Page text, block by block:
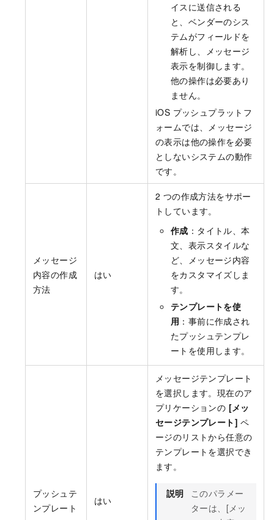
イスに送信される
と、ベンダーのシス
テムがフィールドを
解析し、メッセージ
表示を制御します。
他の操作は必要あり
ません。
iOS プッシュプラットフ
ォームでは、メッセージ
の表示は他の操作を必要
としないシステムの動作
です。
メッセージ
内容の作成
方法
はい
2 つの作成方法をサポー
トしています。
作成 ：タイトル、本
文、表示スタイルな
ど、メッセージ内容
をカスタマイズしま
す。
テンプレートを使
用 ：事前に作成され
たプッシュテンプレ
ートを使用します。
プッシュテ
ンプレート
はい
メッセージテンプレート
を選択します。現在のア
プリケーションの [メッ
セージテンプレート] ペ
ージのリストから任意の
テンプレートを選択でき
ます。
説明
このパラメー
ターは、[メッ